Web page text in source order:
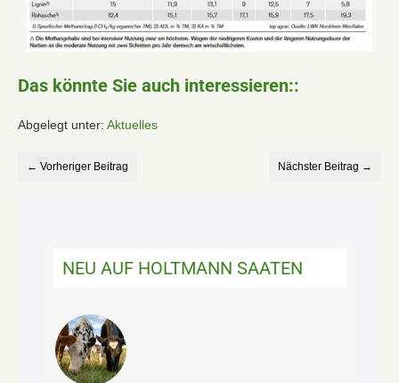
Das könnte Sie auch interessieren::
Abgelegt unter: Aktuelles
← Vorheriger Beitrag Nächster Beitrag →
NEU AUF HOLTMANN SAATEN